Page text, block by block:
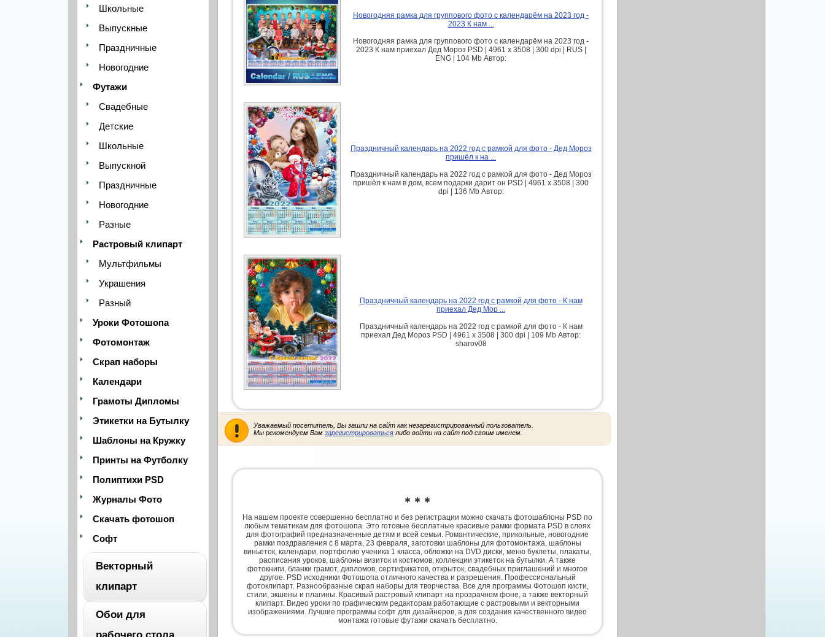
Школьные
Выпускные
Праздничные
Новогодние
Футажи
Свадебные
Детские
Школьные
Выпускной
Праздничные
Новогодние
Разные
Растровый клипарт
Мультфильмы
Украшения
Разный
Уроки Фотошопа
Фотомонтаж
Скрап наборы
Календари
Грамоты Дипломы
Этикетки на Бутылку
Шаблоны на Кружку
Принты на Футболку
Полиптихи PSD
Журналы Фото
Скачать фотошоп
Софт
Векторный
клипарт
Обои для
Новогодняя рамка для группового фото с календарём на 2023 год -
2023 К нам ...
Новогодняя рамка для группового фото с календарём на 2023 год -
2023 К нам приехал Дед Мороз PSD | 4961 х 3508 | 300 dpi | RUS |
ENG | 104 Mb Автор:
Праздничный календарь на 2022 год с рамкой для фото - Дед Мороз
пришёл к на ...
Праздничный календарь на 2022 год с рамкой для фото - Дед Мороз
пришёл к нам в дом, всем подарки дарит он PSD | 4961 х 3508 | 300
dpi | 136 Mb Автор:
Праздничный календарь на 2022 год с рамкой для фото - К нам
приехал Дед Мор ...
Праздничный календарь на 2022 год с рамкой для фото - К нам
приехал Дед Мороз PSD | 4961 х 3508 | 300 dpi | 109 Mb Автор:
sharov08
Уважаемый посетитель, Вы зашли на сайт как незарегистрированный пользователь.
Мы рекомендуем Вам зарегистрироваться либо войти на сайт под своим именем.
✱ ✱ ✱
На нашем проекте совершенно бесплатно и без регистрации можно скачать фотошаблоны PSD по
любым тематикам для фотошопа. Это готовые бесплатные красивые рамки формата PSD в слоях
для фотографий предназначенные детям и всей семьи. Романтические, прикольные, новогодние
рамки поздравления с 8 марта, 23 февраля, заготовки шаблоны для фотомонтажа, шаблоны
виньеток, календари, портфолио ученика 1 класса, обложки на DVD диски, меню буклеты, плакаты,
расписания уроков, шаблоны визиток и костюмов, коллекции этикеток на бутылки. А также
фотокниги, бланки грамот, дипломов, сертификатов, открыток, свадебных приглашений и многое
другое. PSD исходники Фотошопа отличного качества и разрешения. Профессиональный
фотоклипарт. Разнообразные скрап наборы для творчества. Все для программы Фотошоп кисти,
стили, экшены и плагины. Красивый растровый клипарт на прозрачном фоне, а также векторный
клипарт. Видео уроки по графическим редакторам работающие с растровыми и векторными
изображениями. Лучшие программы софт для дизайнеров, а для создания качественного видео
монтажа готовые футажи скачать бесплатно.